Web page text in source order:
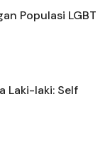
Populasi LGBT
Laki-laki: Self